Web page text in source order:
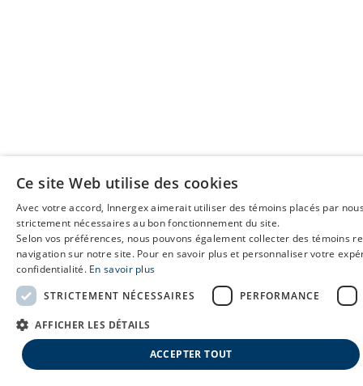
Ce site Web utilise des cookies
Avec votre accord, Innergex aimerait utiliser des témoins placés par
strictement nécessaires au bon fonctionnement du site.
Selon vos préférences, nous pouvons également collecter des témoins
navigation sur notre site. Pour en savoir plus et personnaliser votre
confidentialité. En savoir plus
STRICTEMENT NÉCESSAIRES
PERFORMANCE
AFFICHER LES DÉTAILS
ACCEPTER TOUT